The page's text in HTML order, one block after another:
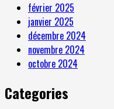
février 2025
janvier 2025
décembre 2024
novembre 2024
octobre 2024
Categories